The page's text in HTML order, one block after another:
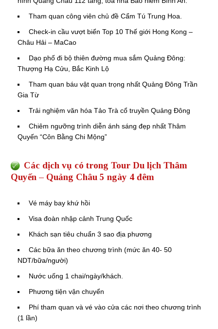
Tham quan công viên chủ đề Cẩm Tú Trung Hoa.
Check-in cầu vượt biển Top 10 Thế giới Hong Kong –
Châu Hải – MaCao
Dạo phố đi bộ thiên đường mua sắm Quảng Đông:
Thượng Hạ Cửu, Bắc Kinh Lộ
Tham quan báu vật quan trọng nhất Quảng Đông Trần
Gia Từ
Trải nghiệm văn hóa Tảo Trà cổ truyền Quảng Đông
Chiêm ngưỡng trình diễn ánh sáng đẹp nhất Thâm
Quyến “Côn Bằng Chi Mộng”
Các dịch vụ có trong Tour Du lịch Thâm
Quyến – Quảng Châu 5 ngày 4 đêm
Vé máy bay khứ hồi
Visa đoàn nhập cảnh Trung Quốc
Khách sạn tiêu chuẩn 3 sao địa phương
Các bữa ăn theo chương trình (mức ăn 40- 50
NDT/bữa/người)
Nước uống 1 chai/ngày/khách.
Phương tiện vận chuyển
Phí tham quan và vé vào cửa các nơi theo chương trình
(1 lần)